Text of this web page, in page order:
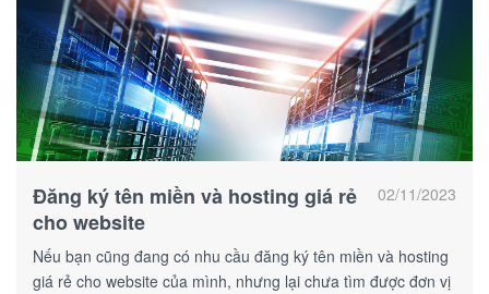
02/11/2023
Đăng ký tên miền và hosting giá rẻ
cho website
Nếu bạn cũng đang có nhu cầu đăng ký tên miền và hosting
giá rẻ cho website của mình, nhưng lại chưa tìm được đơn vị